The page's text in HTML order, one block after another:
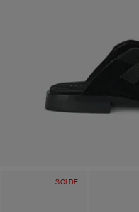
SOLDE